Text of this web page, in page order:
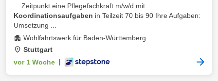
... Zeitpunkt eine Pflegefachkraft m/w/d mit
Koordinationsaufgaben in Teilzeit 70 bis 90 Ihre Aufgaben:
Umsetzung ...
Wohlfahrtswerk für Baden-Württemberg
Stuttgart
vor 1 Woche